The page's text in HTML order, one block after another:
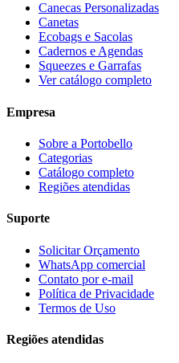
Canecas Personalizadas
Canetas
Ecobags e Sacolas
Cadernos e Agendas
Squeezes e Garrafas
Ver catálogo completo
Empresa
Sobre a Portobello
Categorias
Catálogo completo
Regiões atendidas
Suporte
Solicitar Orçamento
WhatsApp comercial
Contato por e-mail
Política de Privacidade
Termos de Uso
Regiões atendidas